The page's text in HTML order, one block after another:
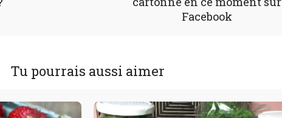
Facebook
Tu pourrais aussi aimer